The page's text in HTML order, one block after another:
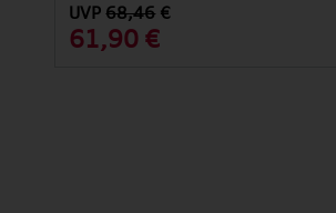
UVP68,46 €
61,90 €